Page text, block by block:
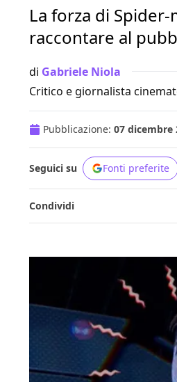
La forza di
raccontare al
di Gabriele Niola
Critico e giornalista
Pubblicazione: 07 dicembre
Seguici su Fonti preferite
Condividi